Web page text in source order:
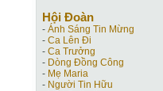
Hội Ðoàn
- Ánh Sáng Tin Mừng
- Ca Lên Đi
- Ca Trưởng
- Dòng Đồng Công
- Mẹ Maria
- Người Tin Hữu